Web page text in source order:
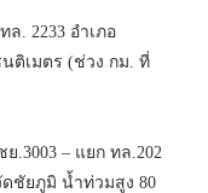
ล. 2233 อำเภอ
ติเมตร (ช่วง กม. ที่
.3003 – แยก ทล.202
ชัยภูมิ น้ำท่วมสูง 80